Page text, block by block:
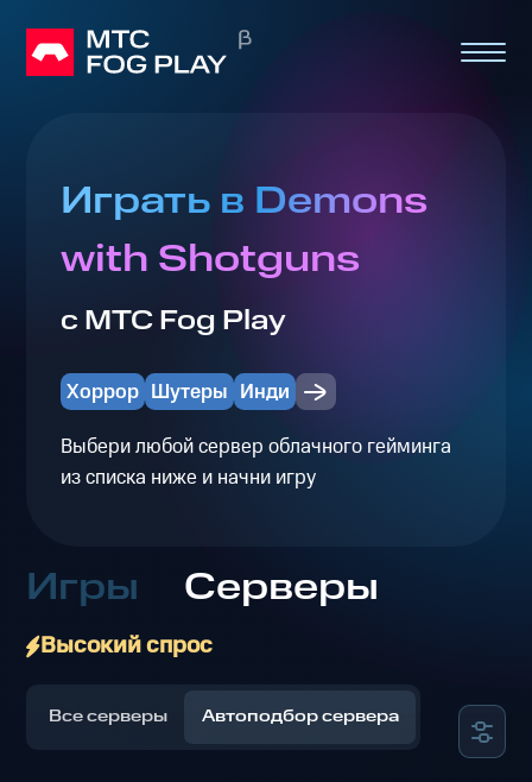
Играть в Demons
with Shotguns
с МТС Fog Play
Хоррор Шутеры Инди
Выбери любой сервер облачного гейминга
из списка ниже и начни игру
Игры Серверы
Высокий спрос
Все серверы Автоподбор сервера